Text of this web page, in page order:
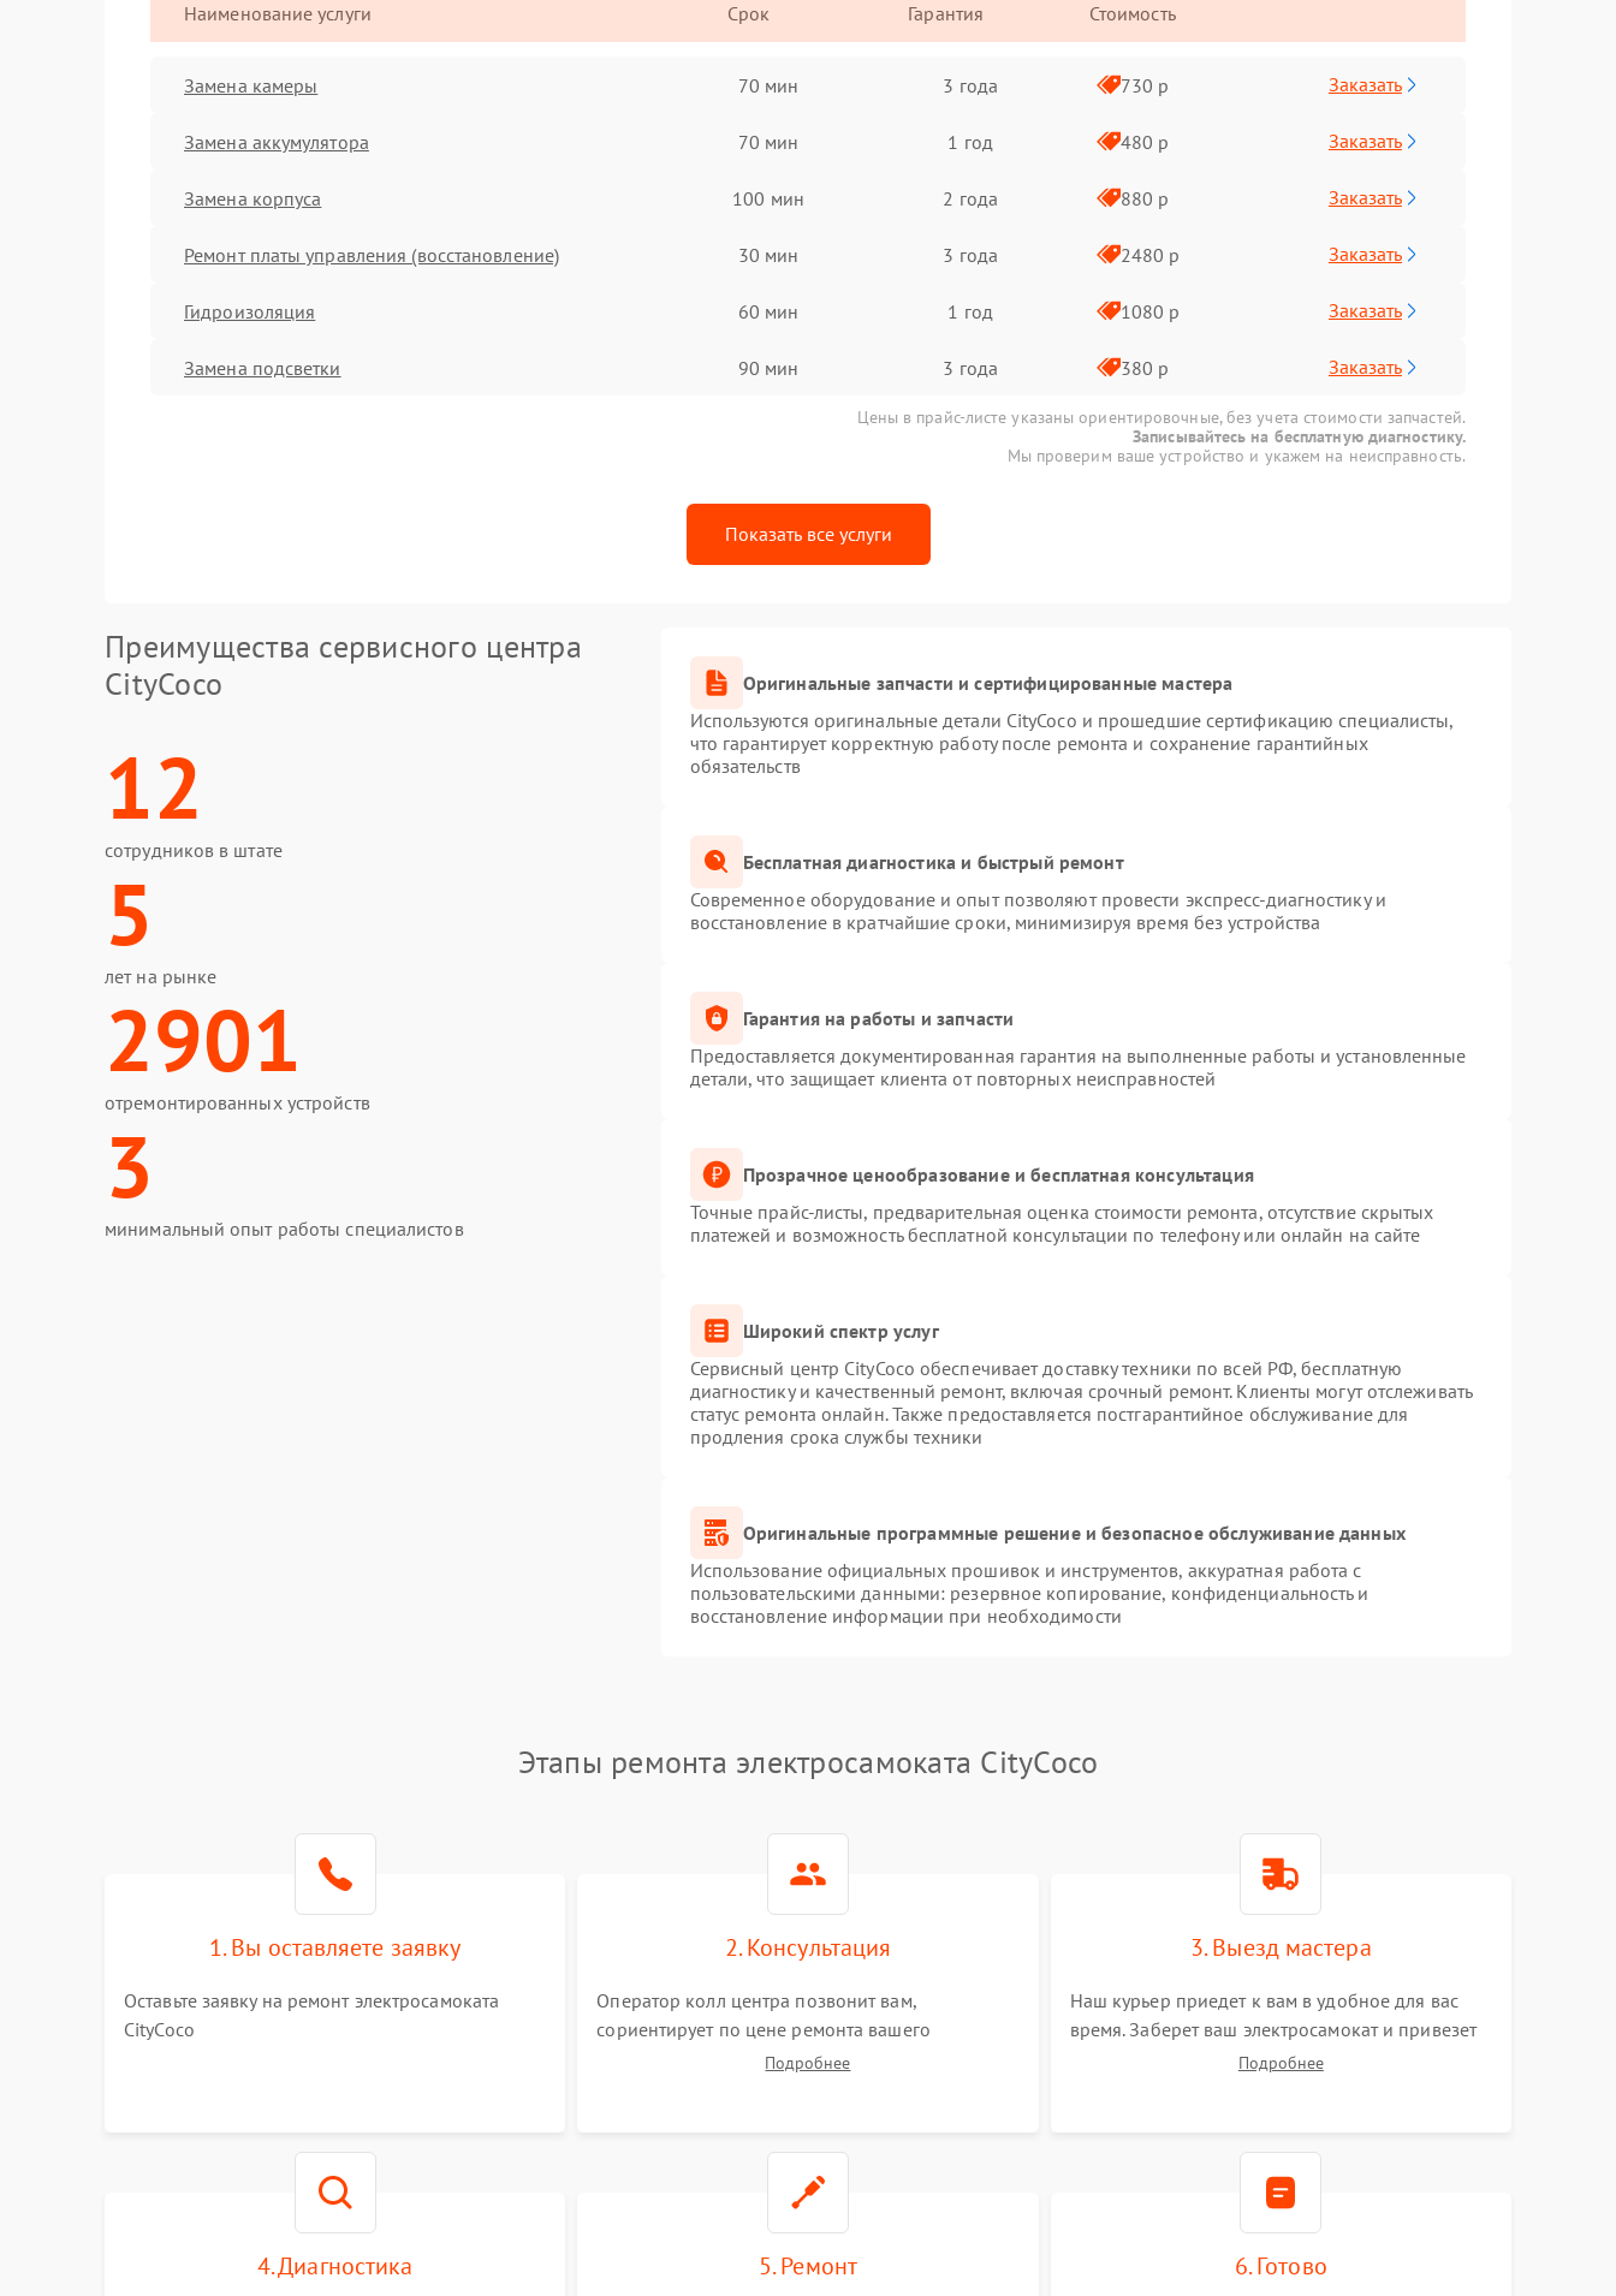
Наименование услуги Срок Гарантия Стоимость
Замена камеры 70 мин 3 года 730 р Заказать
Замена аккумулятора 70 мин 1 год 480 р Заказать
Замена корпуса 100 мин 2 года 880 р Заказать
Ремонт платы управления (восстановление) 30 мин 3 года 2480 р Заказать
Гидроизоляция 60 мин 1 год 1080 р Заказать
Замена подсветки 90 мин 3 года 380 р Заказать
Цены в прайс-листе указаны ориентировочные, без учета стоимости запчастей.
Записывайтесь на бесплатную диагностику.
Мы проверим ваше устройство и укажем на неисправность.
Показать все услуги
Преимущества сервисного центра
CityCoco
12
сотрудников в штате
5
лет на рынке
2901
отремонтированных устройств
3
минимальный опыт работы специалистов
Оригинальные запчасти и сертифицированные мастера
Используются оригинальные детали CityCoco и прошедшие сертификацию специалисты,
что гарантирует корректную работу после ремонта и сохранение гарантийных
обязательств
Бесплатная диагностика и быстрый ремонт
Современное оборудование и опыт позволяют провести экспресс-диагностику и
восстановление в кратчайшие сроки, минимизируя время без устройства
Гарантия на работы и запчасти
Предоставляется документированная гарантия на выполненные работы и установленные
детали, что защищает клиента от повторных неисправностей
Прозрачное ценообразование и бесплатная консультация
Точные прайс-листы, предварительная оценка стоимости ремонта, отсутствие скрытых
платежей и возможность бесплатной консультации по телефону или онлайн на сайте
Широкий спектр услуг
Сервисный центр CityCoco обеспечивает доставку техники по всей РФ, бесплатную
диагностику и качественный ремонт, включая срочный ремонт. Клиенты могут отслеживать
статус ремонта онлайн. Также предоставляется постгарантийное обслуживание для
продления срока службы техники
Оригинальные программные решение и безопасное обслуживание данных
Использование официальных прошивок и инструментов, аккуратная работа с
пользовательскими данными: резервное копирование, конфиденциальность и
восстановление информации при необходимости
Этапы ремонта электросамоката CityCoco
1. Вы оставляете заявку
Оставьте заявку на ремонт электросамоката
CityCoco
2. Консультация
Оператор колл центра позвонит вам,
сориентирует по цене ремонта вашего
электросамоката а также ответит на все ваши
Подробнее
3. Выезд мастера
Наш курьер приедет к вам в удобное для вас
время. Заберет ваш электросамокат и привезет
на склад для диагностики.
Подробнее
4. Диагностика 5. Ремонт 6. Готово